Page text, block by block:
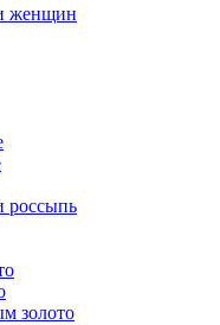
женщин
россыпь
золото